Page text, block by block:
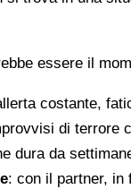
essere il
costante,
di terrore
dura da
: con il partner, in